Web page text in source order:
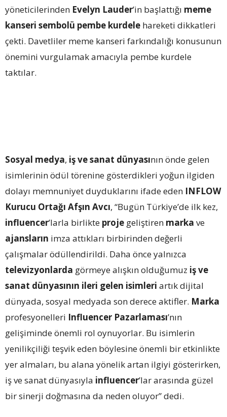
yöneticilerinden Evelyn Lauder’in başlattığı meme
kanseri sembolü pembe kurdele hareketi dikkatleri
çekti. Davetliler meme kanseri farkındalığı konusunun
önemini vurgulamak amacıyla pembe kurdele
taktılar.
Sosyal medya, iş ve sanat dünyasının önde gelen
isimlerinin ödül törenine gösterdikleri yoğun ilgiden
dolayı memnuniyet duyduklarını ifade eden INFLOW
Kurucu Ortağı Afşın Avcı, “Bugün Türkiye’de ilk kez,
influencer’larla birlikte proje geliştiren marka ve
ajansların imza attıkları birbirinden değerli
çalışmalar ödüllendirildi. Daha önce yalnızca
televizyonlarda görmeye alışkın olduğumuz iş ve
sanat dünyasının ileri gelen isimleri artık dijital
dünyada, sosyal medyada son derece aktifler. Marka
profesyonelleri Influencer Pazarlaması’nın
gelişiminde önemli rol oynuyorlar. Bu isimlerin
yenilikçiliği teşvik eden böylesine önemli bir etkinlikte
yer almaları, bu alana yönelik artan ilgiyi gösterirken,
iş ve sanat dünyasıyla influencer’lar arasında güzel
bir sinerji doğmasına da neden oluyor” dedi.